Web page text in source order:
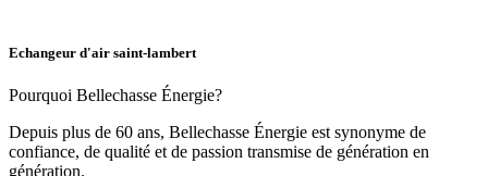
Echangeur d'air saint-lambert
Pourquoi Bellechasse Énergie?
Depuis plus de 60 ans, Bellechasse Énergie est synonyme de
confiance, de qualité et de passion transmise de génération en
génération.